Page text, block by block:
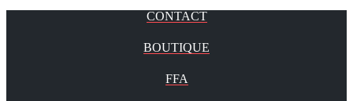
CONTACT
BOUTIQUE
FFA